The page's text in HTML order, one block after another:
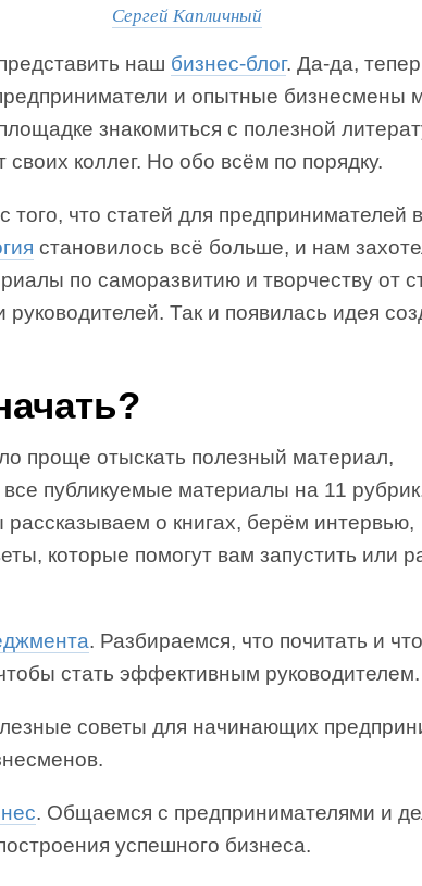
Сергей Капличный
наш бизнес-блог. Да-да,
и опытные бизнесмены
знакомиться с полезной
своих коллег. Но обо всём по порядку.
того, что статей для предпринимателей
становилось всё больше, и нам
по саморазвитию и творчеству от
руководителей. Так и появилась идея
проще отыскать полезный материал,
публикуемые материалы на 11
о книгах, берём интервью,
которые помогут вам запустить или
. Разбираемся, что почитать и что
стать эффективным руководителем.
советы для начинающих
. Общаемся с предпринимателями и
успешного бизнеса.